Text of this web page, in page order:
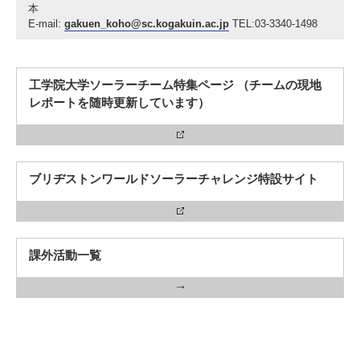
本
E-mail: gakuen_koho@sc.kogakuin.ac.jp TEL:03-3340-1498
工学院大学ソーラーチーム特集ページ （チームの現地
レポートを随時更新しています）
ブリヂストンワールドソーラーチャレンジ特設サイト
課外活動一覧